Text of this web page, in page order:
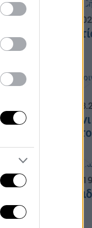
08/2026
στο
112 για
07.08.2026
δελτίο
08/2026